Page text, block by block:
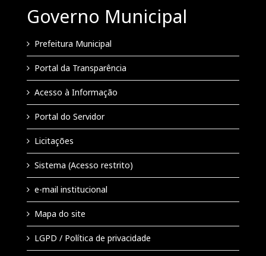
Governo Municipal
Prefeitura Municipal
Portal da Transparência
Acesso à Informação
Portal do Servidor
Licitações
Sistema (Acesso restrito)
e-mail institucional
Mapa do site
LGPD / Política de privacidade